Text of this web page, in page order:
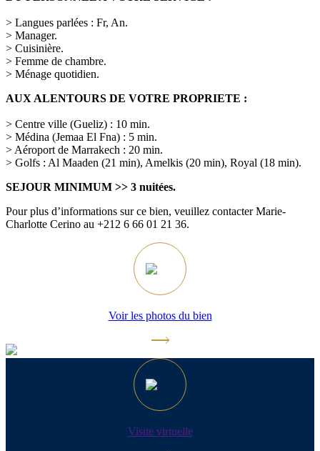
> Langues parlées : Fr, An.
> Manager.
> Cuisinière.
> Femme de chambre.
> Ménage quotidien.
AUX ALENTOURS DE VOTRE PROPRIETE :
> Centre ville (Gueliz) : 10 min.
> Médina (Jemaa El Fna) : 5 min.
> Aéroport de Marrakech : 20 min.
> Golfs : Al Maaden (21 min), Amelkis (20 min), Royal (18 min).
SEJOUR MINIMUM >> 3 nuitées.
Pour plus d’informations sur ce bien, veuillez contacter Marie-
Charlotte Cerino au +212 6 66 01 21 36.
Voir les photos du bien
Visite virtuelle